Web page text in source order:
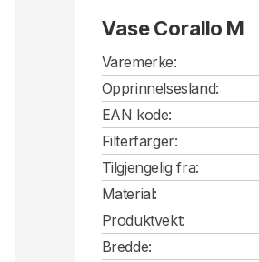
Vase Corallo M
Varemerke:
Opprinnelsesland:
EAN kode:
Filterfarger:
Tilgjengelig fra:
Material:
Produktvekt:
Bredde: